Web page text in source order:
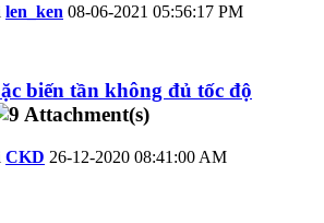
len_ken 08-06-2021 05:56:17 PM
biến tần không đủ tốc độ
CKD 26-12-2020 08:41:00 AM